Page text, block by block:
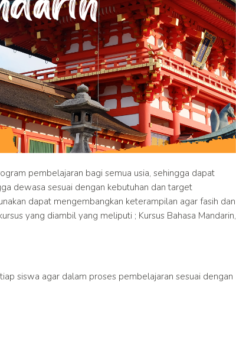
pembelajaran bagi semua usia, sehingga dapat
dewasa sesuai dengan kebutuhan dan target
dapat mengembangkan keterampilan agar fasih dan
yang diambil yang meliputi ; Kursus Bahasa Mandarin,
siswa agar dalam proses pembelajaran sesuai dengan